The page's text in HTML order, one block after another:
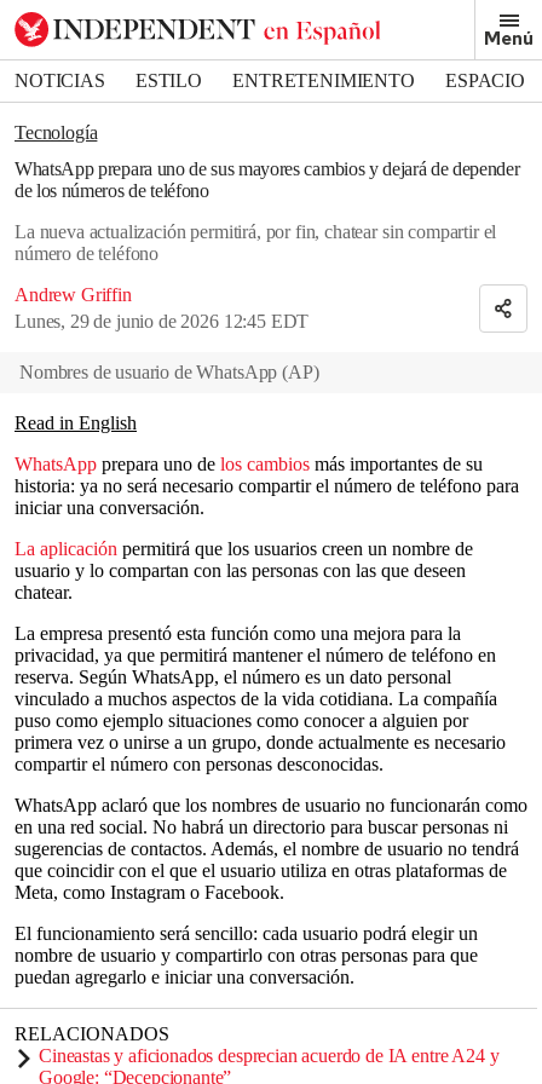
Menú
NOTICIAS ESTILO ENTRETENIMIENTO
ESPACIO
DEPORTES
Tecnología
WhatsApp prepara uno de sus mayores cambios y dejará de depender
de los números de teléfono
La nueva actualización permitirá, por fin, chatear sin compartir el
número de teléfono
Andrew Griffin
Lunes, 29 de junio de 2026 12:45 EDT
Bookmark popover
Removed from bookmarks
Close popover
Nombres de usuario de WhatsApp (AP)
Read in English
WhatsApp prepara uno de los cambios más importantes de su
historia: ya no será necesario compartir el número de teléfono para
iniciar una conversación.
La aplicación permitirá que los usuarios creen un nombre de
usuario y lo compartan con las personas con las que deseen
chatear.
La empresa presentó esta función como una mejora para la
privacidad, ya que permitirá mantener el número de teléfono en
reserva. Según WhatsApp, el número es un dato personal
vinculado a muchos aspectos de la vida cotidiana. La compañía
puso como ejemplo situaciones como conocer a alguien por
primera vez o unirse a un grupo, donde actualmente es necesario
compartir el número con personas desconocidas.
WhatsApp aclaró que los nombres de usuario no funcionarán como
en una red social. No habrá un directorio para buscar personas ni
sugerencias de contactos. Además, el nombre de usuario no tendrá
que coincidir con el que el usuario utiliza en otras plataformas de
Meta, como Instagram o Facebook.
El funcionamiento será sencillo: cada usuario podrá elegir un
nombre de usuario y compartirlo con otras personas para que
puedan agregarlo e iniciar una conversación.
RELACIONADOS
Cineastas y aficionados desprecian acuerdo de IA entre A24 y
Google: “Decepcionante”